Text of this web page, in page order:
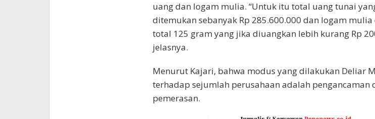
uang dan logam mulia. “Untuk itu total uang tunai
ditemukan sebanyak Rp 285.600.000 dan logam mulia
total 125 gram yang jika diuangkan lebih kurang Rp
jelasnya.
Menurut Kajari, bahwa modus yang dilakukan Deliar
terhadap sejumlah perusahaan adalah pengancaman
pemerasan.